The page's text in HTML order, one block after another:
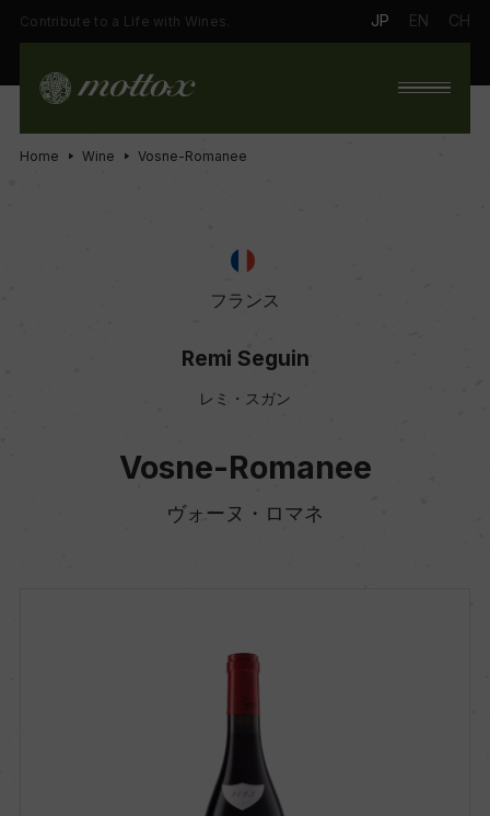
Contribute to a Life with Wines. JP EN CH
Home Wine Vosne-Romanee
フランス
Remi Seguin
レミ・スガン
Vosne-Romanee
ヴォーヌ・ロマネ